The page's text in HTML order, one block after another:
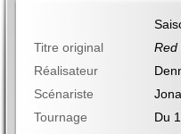
Titre original
Red
Réalisateur
Scénariste
Tournage
Du